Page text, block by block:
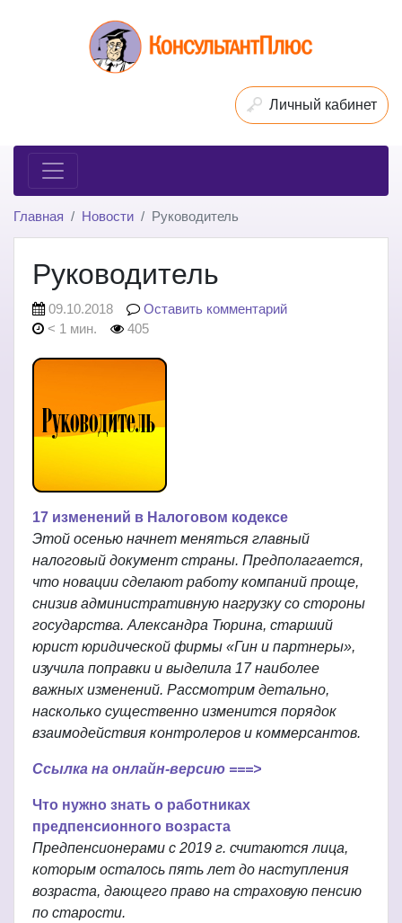
Личный кабинет
Главная Новости Руководитель
Руководитель
09.10.2018
Оставить комментарий
< 1 мин.
405
17 изменений в Налоговом кодексе
Этой осенью начнет меняться главный
налоговый документ страны. Предполагается,
что новации сделают работу компаний проще,
снизив административную нагрузку со стороны
государства. Александра Тюрина, старший
юрист юридической фирмы «Гин и партнеры»,
изучила поправки и выделила 17 наиболее
важных изменений. Рассмотрим детально,
насколько существенно изменится порядок
взаимодействия контролеров и коммерсантов.
Ссылка на онлайн-версию ===>
Что нужно знать о работниках
предпенсионного возраста
Предпенсионерами с 2019 г. считаются лица,
которым осталось пять лет до наступления
возраста, дающего право на страховую пенсию
по старости.